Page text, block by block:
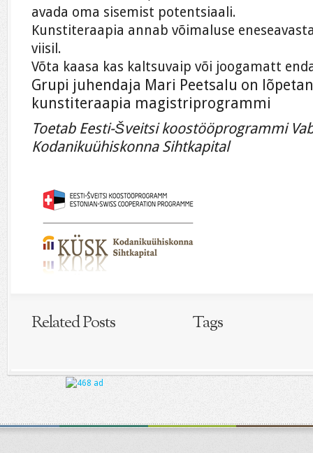
avada oma sisemist potentsiaali.
Kunstiteraapia annab võimaluse
viisil.
Võta kaasa kas kaltsuvaip või joogamatt
Grupi juhendaja Mari Peetsalu on
kunstiteraapia magistriprogrammi
Toetab Eesti-Šveitsi koostööprogrammi
Kodanikuühiskonna Sihtkapital
Related Posts Tags